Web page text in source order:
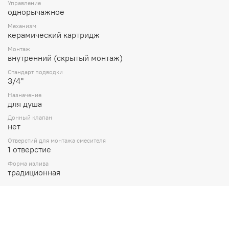
Управление
однорычажное
Механизм
керамический картридж
Монтаж
внутренний (скрытый монтаж)
Стандарт подводки
3/4"
Назначение
для душа
Донный клапан
нет
Отверстий для монтажа смесителя
1 отверстие
Форма излива
традиционная